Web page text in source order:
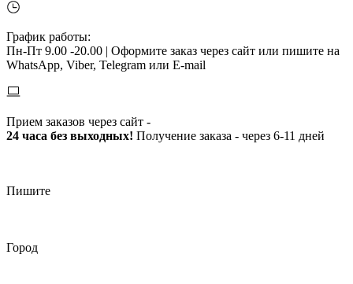
График работы:
Пн-Пт 9.00 -20.00 | Оформите заказ через сайт или пишите на
WhatsApp, Viber, Telegram или E-mail
Прием заказов через сайт -
24 часа без выходных! Получение заказа - через 6-11 дней
Пишите
Город